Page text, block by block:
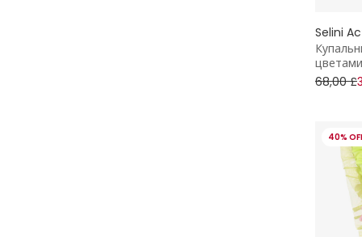
Selini
68,00 £
40%